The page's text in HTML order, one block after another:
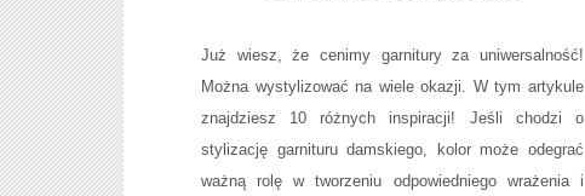
Już wiesz, że cenimy garnitury za uniwersalność!
Można wystylizować na wiele okazji. W tym artykule
znajdziesz 10 różnych inspiracji! Jeśli chodzi o
stylizację garnituru damskiego, kolor może odegrać
ważną rolę w tworzeniu odpowiedniego wrażenia i